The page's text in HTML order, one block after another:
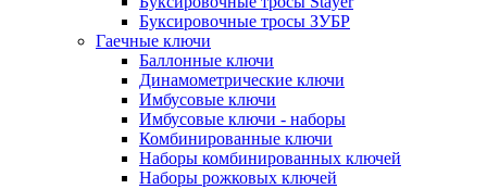
Буксировочные тросы ЗУБР
Гаечные ключи
Баллонные ключи
Динамометрические ключи
Имбусовые ключи
Имбусовые ключи - наборы
Комбинированные ключи
Наборы комбинированных ключей
Наборы рожковых ключей